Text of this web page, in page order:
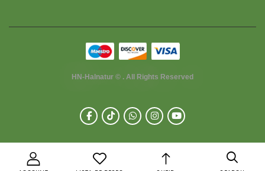
HN-Halnatur © . All Rights Reserved